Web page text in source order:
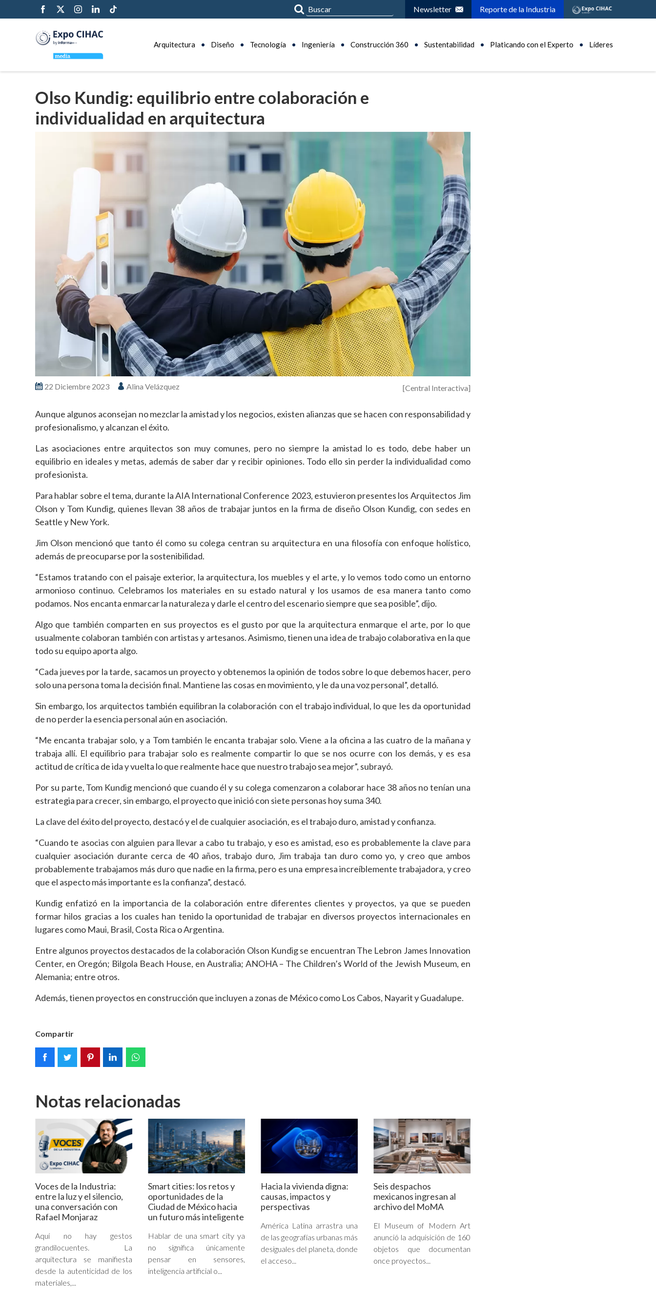
Newsletter Reporte de la Industria
Arquitectura Diseño Tecnología Ingeniería Construcción 360 Sustentabilidad Platicando con el Experto Líderes
Olso Kundig: equilibrio entre colaboración e
individualidad en arquitectura
22 Diciembre 2023 Alina Velázquez [Central Interactiva]
Aunque algunos aconsejan no mezclar la amistad y los negocios, existen alianzas que se hacen con responsabilidad y
profesionalismo, y alcanzan el éxito.
Las asociaciones entre arquitectos son muy comunes, pero no siempre la amistad lo es todo, debe haber un
equilibrio en ideales y metas, además de saber dar y recibir opiniones. Todo ello sin perder la individualidad como
profesionista.
Para hablar sobre el tema, durante la AIA International Conference 2023, estuvieron presentes los Arquitectos Jim
Olson y Tom Kundig, quienes llevan 38 años de trabajar juntos en la firma de diseño Olson Kundig, con sedes en
Seattle y New York.
Jim Olson mencionó que tanto él como su colega centran su arquitectura en una filosofía con enfoque holístico,
además de preocuparse por la sostenibilidad.
“Estamos tratando con el paisaje exterior, la arquitectura, los muebles y el arte, y lo vemos todo como un entorno
armonioso continuo. Celebramos los materiales en su estado natural y los usamos de esa manera tanto como
podamos. Nos encanta enmarcar la naturaleza y darle el centro del escenario siempre que sea posible”, dijo.
Algo que también comparten en sus proyectos es el gusto por que la arquitectura enmarque el arte, por lo que
usualmente colaboran también con artistas y artesanos. Asimismo, tienen una idea de trabajo colaborativa en la que
todo su equipo aporta algo.
“Cada jueves por la tarde, sacamos un proyecto y obtenemos la opinión de todos sobre lo que debemos hacer, pero
solo una persona toma la decisión final. Mantiene las cosas en movimiento, y le da una voz personal”, detalló.
Sin embargo, los arquitectos también equilibran la colaboración con el trabajo individual, lo que les da oportunidad
de no perder la esencia personal aún en asociación.
“Me encanta trabajar solo, y a Tom también le encanta trabajar solo. Viene a la oficina a las cuatro de la mañana y
trabaja allí. El equilibrio para trabajar solo es realmente compartir lo que se nos ocurre con los demás, y es esa
actitud de crítica de ida y vuelta lo que realmente hace que nuestro trabajo sea mejor”, subrayó.
Por su parte, Tom Kundig mencionó que cuando él y su colega comenzaron a colaborar hace 38 años no tenían una
estrategia para crecer, sin embargo, el proyecto que inició con siete personas hoy suma 340.
La clave del éxito del proyecto, destacó y el de cualquier asociación, es el trabajo duro, amistad y confianza.
“Cuando te asocias con alguien para llevar a cabo tu trabajo, y eso es amistad, eso es probablemente la clave para
cualquier asociación durante cerca de 40 años, trabajo duro, Jim trabaja tan duro como yo, y creo que ambos
probablemente trabajamos más duro que nadie en la firma, pero es una empresa increíblemente trabajadora, y creo
que el aspecto más importante es la confianza”, destacó.
Kundig enfatizó en la importancia de la colaboración entre diferentes clientes y proyectos, ya que se pueden
formar hilos gracias a los cuales han tenido la oportunidad de trabajar en diversos proyectos internacionales en
lugares como Maui, Brasil, Costa Rica o Argentina.
Entre algunos proyectos destacados de la colaboración Olson Kundig se encuentran The Lebron James Innovation
Center, en Oregón; Bilgola Beach House, en Australia; ANOHA – The Children’s World of the Jewish Museum, en
Alemania; entre otros.
Además, tienen proyectos en construcción que incluyen a zonas de México como Los Cabos, Nayarit y Guadalupe.
Compartir
Notas relacionadas
Voces de la Industria:
entre la luz y el silencio,
una conversación con
Rafael Monjaraz
Aquí no hay gestos
grandilocuentes. La
arquitectura se manifiesta
desde la autenticidad de los
materiales,...
Smart cities: los retos y
oportunidades de la
Ciudad de México hacia
un futuro más inteligente
Hablar de una smart city ya
no significa únicamente
pensar en sensores,
inteligencia artificial o...
Hacia la vivienda digna:
causas, impactos y
perspectivas
América Latina arrastra una
de las geografías urbanas más
desiguales del planeta, donde
el acceso...
Seis despachos
mexicanos ingresan al
archivo del MoMA
El Museum of Modern Art
anunció la adquisición de 160
objetos que documentan
once proyectos...